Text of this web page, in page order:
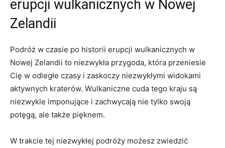
erupcji⁤ wulkanicznych w Nowej
Zelandii
Podróż ​w ⁣czasie po historii⁤ erupcji wulkanicznych w
Nowej Zelandii to niezwykła przygoda, która przeniesie
Cię w odległe czasy i zaskoczy niezwykłymi widokami
aktywnych kraterów. Wulkaniczne‍ cuda tego kraju są
niezwykle‍ imponujące i zachwycają nie tylko swoją
potęgą, ale także⁣ pięknem.
W trakcie tej‍ niezwykłej podróży możesz zwiedzić